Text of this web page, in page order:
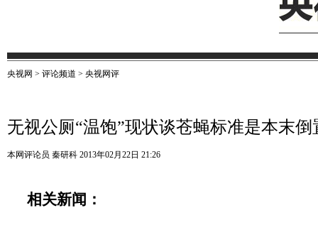
央视网 > 评论频道 > 央视网评
无视公厕“温饱”现状谈苍蝇标准是本末倒
本网评论员 秦研科 2013年02月22日 21:26
相关新闻：